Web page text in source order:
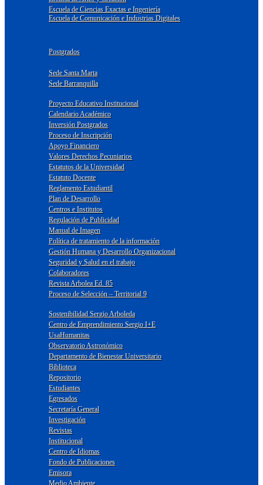
Escuela de Ciencias Exactas e Ingeniería
Escuela de Comunicación e Industrias Digitales
Postgrados
Sede Santa Marta
Sede Barranquilla
Proyecto Educativo Institucional
Calendario Académico
Inversión Postgrados
Proceso de Inscripción
Apoyo Financiero
Valores Derechos Pecuniarios
Estatutos de la Universidad
Estatuto Docente
Reglamento Estudiantil
Plan de Desarrollo
Centros e Institutos
Regulación de Publicidad
Manual de Imagen
Política de tratamiento de la información
Gestión Humana y Desarrollo Organizacional
Seguridad y Salud en el trabajo
Colaboradores
Revista Arbolea Ed. 85
Proceso de Selección – Territorial 9
Sostenibilidad Sergio Arboleda
Centro de Emprendimiento Sergio I+E
UsaHumanitas
Observatorio Astronómico
Departamento de Bienestar Universitario
Biblioteca
Repositorio
Estudiantes
Egresados
Secretaría General
Investigación
Revistas
Institucional
Centro de Idiomas
Fondo de Publicaciones
Emisora
Medio Ambiente